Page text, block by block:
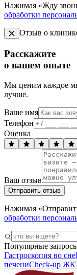
Нажимая «Жду
обработки
Отзыв о
Расскажите
о вашем опыте
Мы ценим каждое
лучше.
Ваше имя
Телефон
Оценка
Ваш отзыв
Отправить отзыв
Нажимая
обработки
Популярные
Гастроскопия во сне
печениCheck-up